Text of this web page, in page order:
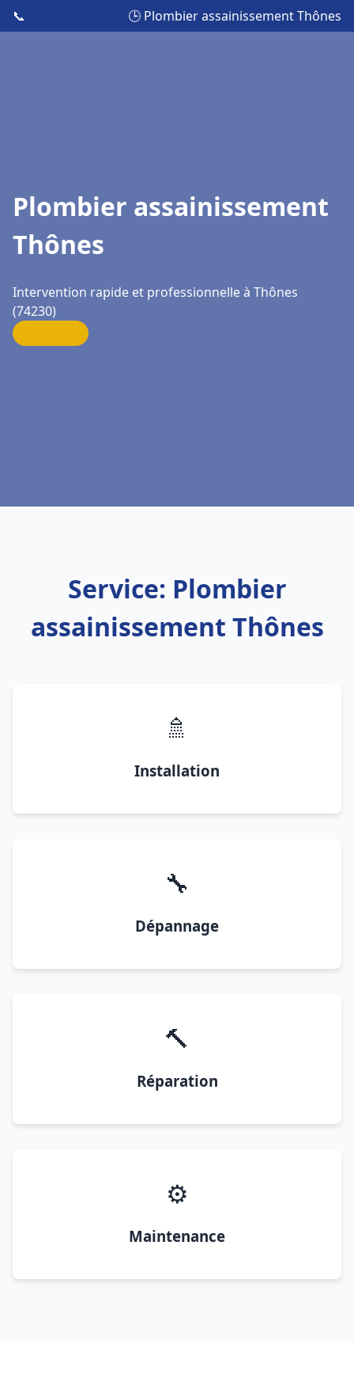
📞 🕒 Plombier assainissement Thônes
Plombier assainissement
Thônes
Intervention rapide et professionnelle à Thônes
(74230)
Service: Plombier
assainissement Thônes
🚿
Installation
🔧
Dépannage
🔨
Réparation
⚙️
Maintenance